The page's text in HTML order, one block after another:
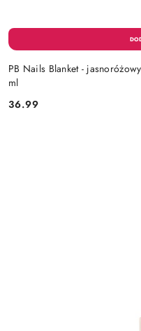
PB Nails Blanket -
ml
Cena:
36.99